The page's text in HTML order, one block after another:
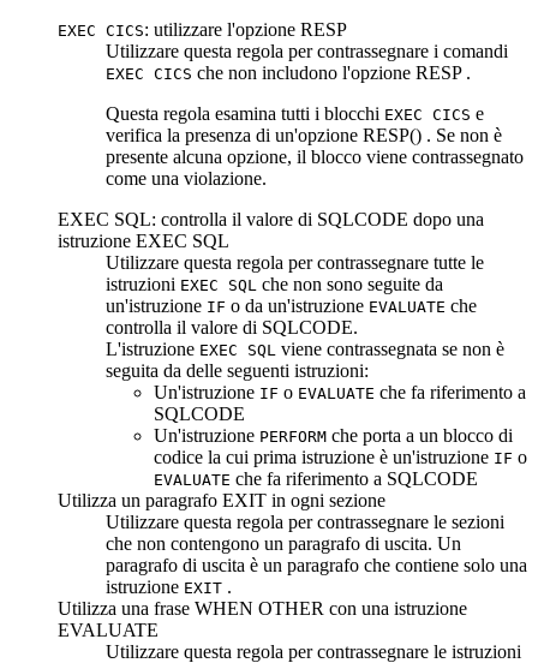
EXEC CICS: utilizzare l'opzione RESP
Utilizzare questa regola per contrassegnare i comandi
EXEC CICS che non includono l'opzione RESP.
Questa regola esamina tutti i blocchi EXEC CICS e
verifica la presenza di un'opzione RESP() . Se non è
presente alcuna opzione, il blocco viene contrassegnato
come una violazione.
EXEC SQL: controlla il valore di SQLCODE dopo una
istruzione EXEC SQL
Utilizzare questa regola per contrassegnare tutte le
istruzioni EXEC SQL che non sono seguite da
un'istruzione IF o da un'istruzione EVALUATE che
controlla il valore di SQLCODE.
L'istruzione EXEC SQL viene contrassegnata se non è
seguita da delle seguenti istruzioni:
Un'istruzione IF o EVALUATE che fa riferimento a
SQLCODE
Un'istruzione PERFORM che porta a un blocco di
codice la cui prima istruzione è un'istruzione IF o
EVALUATE che fa riferimento a SQLCODE
Utilizza un paragrafo EXIT in ogni sezione
Utilizzare questa regola per contrassegnare le sezioni
che non contengono un paragrafo di uscita. Un
paragrafo di uscita è un paragrafo che contiene solo una
istruzione EXIT .
Utilizza una frase WHEN OTHER con una istruzione
EVALUATE
Utilizzare questa regola per contrassegnare le istruzioni